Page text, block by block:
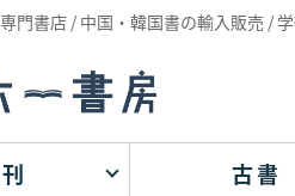
門書店 / 中国・韓国書の輸入販売 /
古書